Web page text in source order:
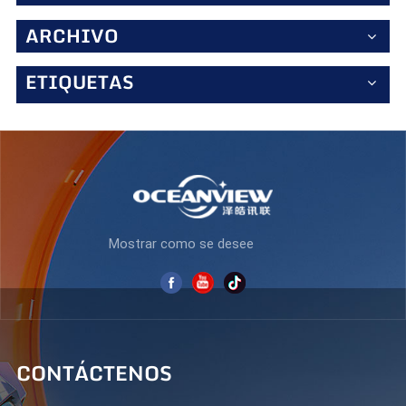
estándar de 60 Hz, el S270Q75 ofrece una ligera pero
notable mejora en la fluidez. Características ergonómicas
y de cuidado ocular Las largas jornadas de trabajo exigen
permite una posición de visualización óptima, mientras
que la tecnología antiparpadeo y los modos de luz azul
permiten una configuración multimonitor despejada.
Conectividad y diseño listo para los negocios Equipado
con HDMI y DisplayPort, admite conexiones fluidas con
portátiles y ordenadores de sobremesa. Su
revestimiento mate antirreflejos evita los reflejos y su
estética profesional se adapta a cualquier espacio de
trabajo. Conclusión El S270Q75 es un monitor empresarial
confiable y de alto rendimiento que equilibra nitidez,
capacidad de respuesta y comodidad, perfecto para
profesionales que exigen eficiencia sin comprometer la
calidad visual.
ARCHIVO
ETIQUETAS
Mostrar como se desee
CONTÁCTENOS